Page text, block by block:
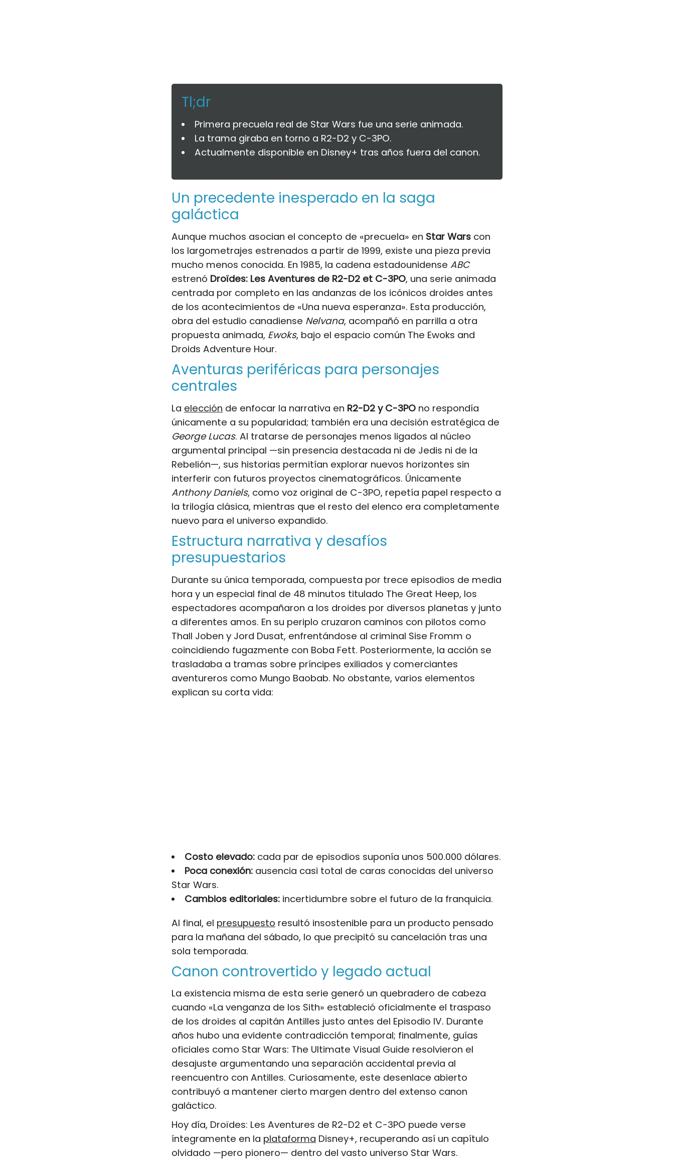
Tl;dr
Primera precuela real de Star Wars fue una serie animada.
La trama giraba en torno a R2-D2 y C-3PO.
Actualmente disponible en Disney+ tras años fuera del canon.
Un precedente inesperado en la saga
galáctica
Aunque muchos asocian el concepto de «precuela» en Star Wars con
los largometrajes estrenados a partir de 1999, existe una pieza previa
mucho menos conocida. En 1985, la cadena estadounidense ABC
estrenó Droïdes: Les Aventures de R2-D2 et C-3PO, una serie animada
centrada por completo en las andanzas de los icónicos droides antes
de los acontecimientos de «Una nueva esperanza». Esta producción,
obra del estudio canadiense Nelvana, acompañó en parrilla a otra
propuesta animada, Ewoks, bajo el espacio común The Ewoks and
Droids Adventure Hour.
Aventuras periféricas para personajes
centrales
La elección de enfocar la narrativa en R2-D2 y C-3PO no respondía
únicamente a su popularidad; también era una decisión estratégica de
George Lucas. Al tratarse de personajes menos ligados al núcleo
argumental principal —sin presencia destacada ni de Jedis ni de la
Rebelión—, sus historias permitían explorar nuevos horizontes sin
interferir con futuros proyectos cinematográficos. Únicamente
Anthony Daniels, como voz original de C-3PO, repetía papel respecto a
la trilogía clásica, mientras que el resto del elenco era completamente
nuevo para el universo expandido.
Estructura narrativa y desafíos
presupuestarios
Durante su única temporada, compuesta por trece episodios de media
hora y un especial final de 48 minutos titulado The Great Heep, los
espectadores acompañaron a los droides por diversos planetas y junto
a diferentes amos. En su periplo cruzaron caminos con pilotos como
Thall Joben y Jord Dusat, enfrentándose al criminal Sise Fromm o
coincidiendo fugazmente con Boba Fett. Posteriormente, la acción se
trasladaba a tramas sobre príncipes exiliados y comerciantes
aventureros como Mungo Baobab. No obstante, varios elementos
explican su corta vida:
Costo elevado:cada par de episodios suponía unos 500.000 dólares.
Poca conexión:ausencia casi total de caras conocidas del universo
Star Wars.
Cambios editoriales:incertidumbre sobre el futuro de la franquicia.
Al final, el presupuesto resultó insostenible para un producto pensado
para la mañana del sábado, lo que precipitó su cancelación tras una
sola temporada.
Canon controvertido y legado actual
La existencia misma de esta serie generó un quebradero de cabeza
cuando «La venganza de los Sith» estableció oficialmente el traspaso
de los droides al capitán Antilles justo antes del Episodio IV. Durante
años hubo una evidente contradicción temporal; finalmente, guías
oficiales como Star Wars: The Ultimate Visual Guide resolvieron el
desajuste argumentando una separación accidental previa al
reencuentro con Antilles. Curiosamente, este desenlace abierto
contribuyó a mantener cierto margen dentro del extenso canon
galáctico.
Hoy día, Droïdes: Les Aventures de R2-D2 et C-3PO puede verse
íntegramente en la plataforma Disney+, recuperando así un capítulo
olvidado —pero pionero— dentro del vasto universo Star Wars.